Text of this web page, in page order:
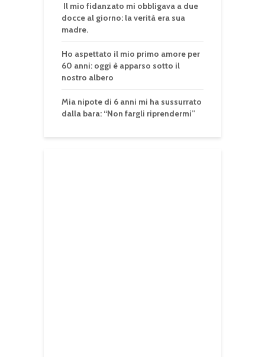
Il mio fidanzato mi obbligava a due
docce al giorno: la verità era sua
madre.
Ho aspettato il mio primo amore per
60 anni: oggi è apparso sotto il
nostro albero
Mia nipote di 6 anni mi ha sussurrato
dalla bara: “Non fargli riprendermi”